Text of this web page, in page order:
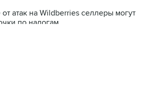
атак на Wildberries селлеры могут
по налогам